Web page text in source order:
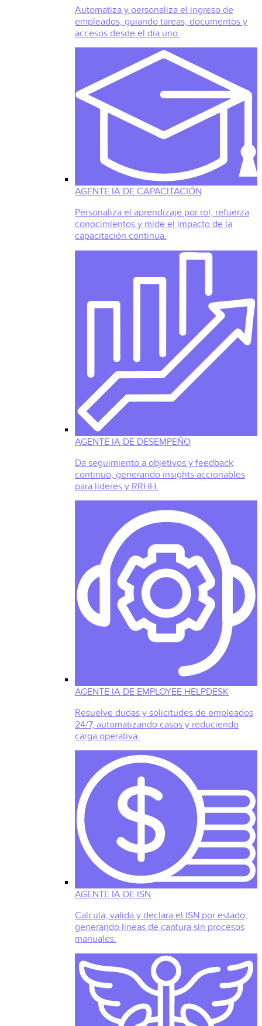
Automatiza y personaliza el ingreso de
empleados, guiando tareas, documentos y
accesos desde el día uno.
AGENTE IA DE CAPACITACIÓN
Personaliza el aprendizaje por rol, refuerza
conocimientos y mide el impacto de la
capacitación continua.
AGENTE IA DE DESEMPEÑO
Da seguimiento a objetivos y feedback
continuo, generando insights accionables
para líderes y RRHH.
AGENTE IA DE EMPLOYEE HELPDESK
Resuelve dudas y solicitudes de empleados
24/7, automatizando casos y reduciendo
carga operativa.
AGENTE IA DE ISN
Calcula, valida y declara el ISN por estado,
generando líneas de captura sin procesos
manuales.